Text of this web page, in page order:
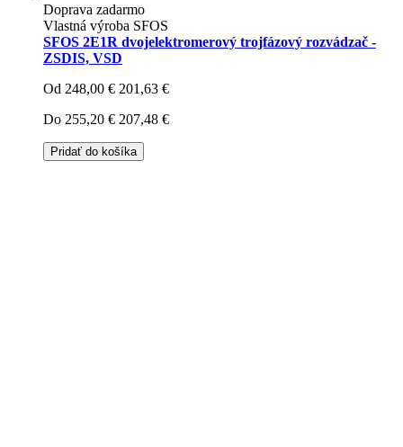
Doprava zadarmo
Vlastná výroba SFOS
SFOS 2E1R dvojelektromerový trojfázový rozvádzač -
ZSDIS, VSD
Od 248,00 € 201,63 €
Do 255,20 € 207,48 €
Pridať do košíka